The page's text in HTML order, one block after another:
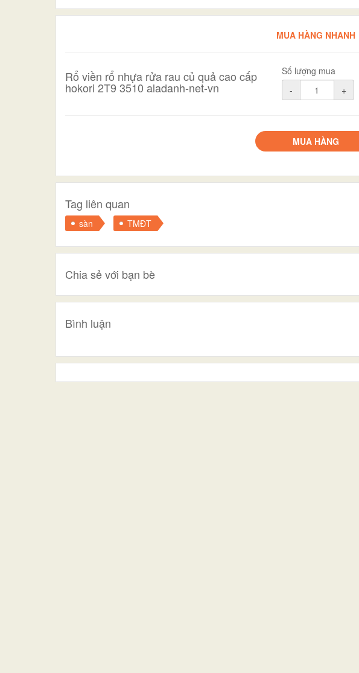
MUA HÀNG NHANH
Rổ viền rổ nhựa rửa rau củ quả cao cấp
hokori 2T9 3510 aladanh-net-vn
Số lượng mua
-
+
MUA HÀNG
Tag liên quan
sàn TMĐT
Chia sẻ với bạn bè
Bình luận